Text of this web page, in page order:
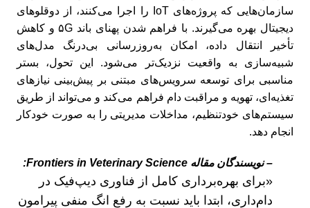
سازمان‌هایی که پروژه‌های IoT را اجرا می‌کنند، از دوقلوهای
دیجیتال بهره می‌گیرند. با فراهم شدن پهنای باند ۵G و کاهش
تأخیر انتقال داده، امکان به‌روزرسانی بی‌درنگ مدل‌های
شبیه‌سازی به واقعیت نزدیک‌تر می‌شود. این تحول، بستر
مناسبی برای توسعه سرویس‌های مبتنی بر پیش‌بینی نیازهای
تغذیه‌ای، تهویه و مراقبت دام فراهم می‌کند و می‌تواند از طریق
سیستم‌های خودتنظیم، مداخلات مدیریتی را به صورت خودکار
انجام دهد.
– نویسندگان مقاله Frontiers in Veterinary Science:
«برای بهره‌برداری کامل از فناوری دیپ‌فیک در
دام‌داری، ابتدا باید نسبت به رفع انگ منفی پیرامون